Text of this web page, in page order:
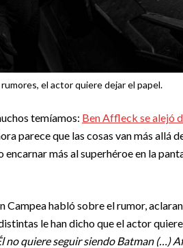
el actor quiere dejar el papel.
temíamos: Ben Affleck se alejó
parece que las cosas van más allá
más al superhéroe en la
Campea habló sobre el rumor,
le han dicho que el actor
no quiere seguir siendo Batman (…)